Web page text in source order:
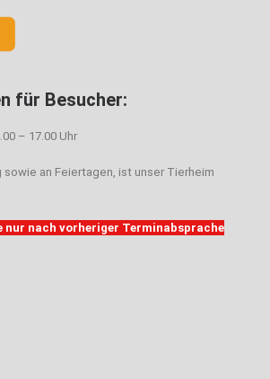
für Besucher:
– 17.00 Uhr
an Feiertagen, ist unser Tierheim
nur nach vorheriger Terminabsprache